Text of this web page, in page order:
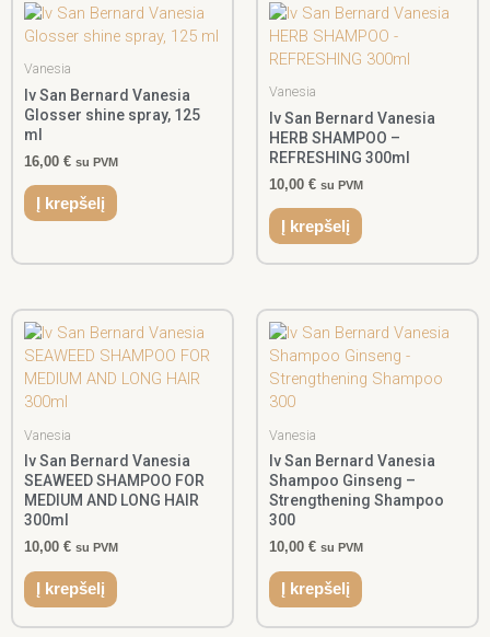
Vanesia
Iv San Bernard Vanesia
Glosser shine spray, 125
ml
16,00 € su PVM
Į krepšelį
Vanesia
Iv San Bernard Vanesia
HERB SHAMPOO –
REFRESHING 300ml
10,00 € su PVM
Į krepšelį
Vanesia
Iv San Bernard Vanesia
SEAWEED SHAMPOO FOR
MEDIUM AND LONG HAIR
300ml
10,00 € su PVM
Į krepšelį
Vanesia
Iv San Bernard Vanesia
Shampoo Ginseng –
Strengthening Shampoo
300
10,00 € su PVM
Į krepšelį